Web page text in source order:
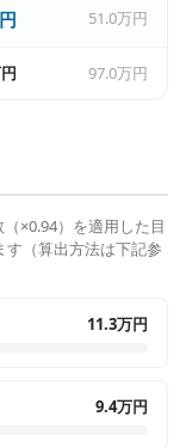
51.0万円
97.0万円
（×0.94）を適用した目
（算出方法は下記参
11.3万円
9.4万円